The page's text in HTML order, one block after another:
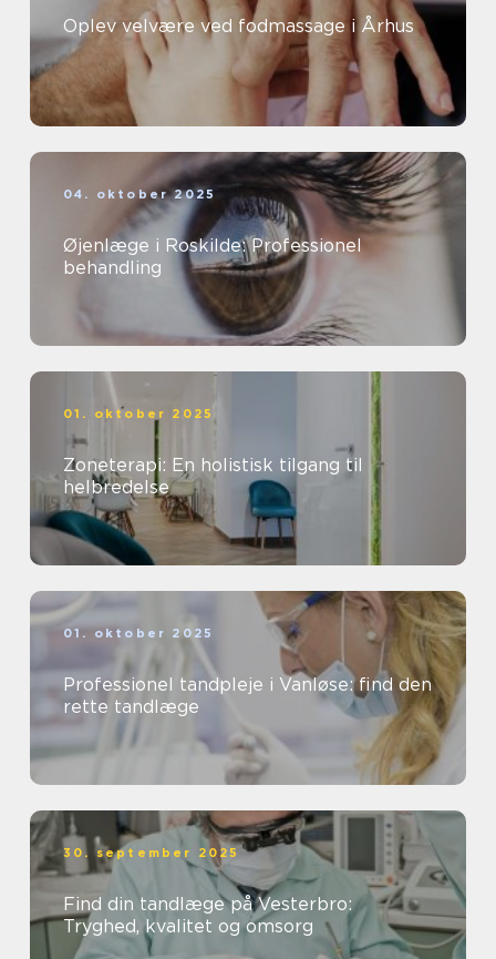
Oplev velvære ved fodmassage i Århus
04. oktober 2025
Øjenlæge i Roskilde: Professionel
behandling
01. oktober 2025
Zoneterapi: En holistisk tilgang til
helbredelse
01. oktober 2025
Professionel tandpleje i Vanløse: find den
rette tandlæge
30. september 2025
Find din tandlæge på Vesterbro:
Tryghed, kvalitet og omsorg